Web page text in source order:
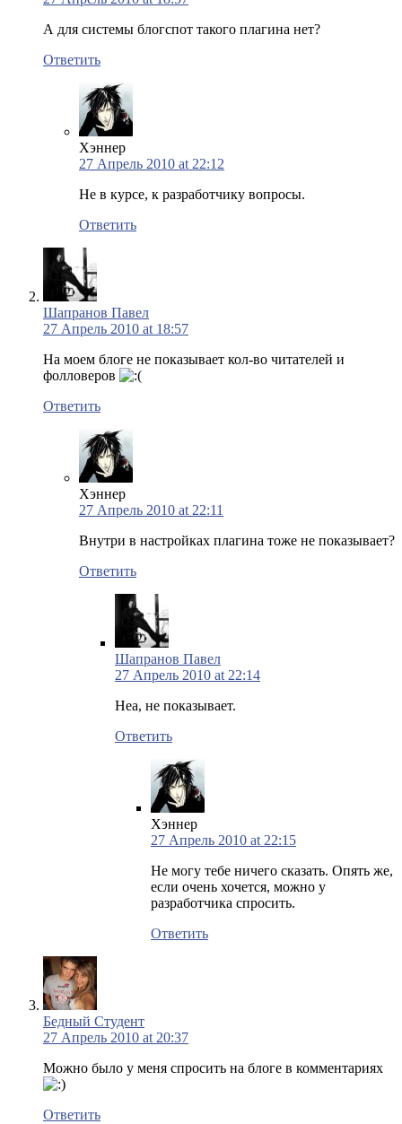
А для системы блогспот такого плагина нет?
Ответить
Хэннер
27 Апрель 2010 at 22:12
Не в курсе, к разработчику вопросы.
Ответить
Шапранов Павел
27 Апрель 2010 at 18:57
На моем блоге не показывает кол-во читателей и
фолловеров
Ответить
Хэннер
27 Апрель 2010 at 22:11
Внутри в настройках плагина тоже не показывает?
Ответить
Шапранов Павел
27 Апрель 2010 at 22:14
Неа, не показывает.
Ответить
Хэннер
27 Апрель 2010 at 22:15
Не могу тебе ничего сказать. Опять же,
если очень хочется, можно у
разработчика спросить.
Ответить
Бедный Студент
27 Апрель 2010 at 20:37
Можно было у меня спросить на блоге в комментариях
Ответить